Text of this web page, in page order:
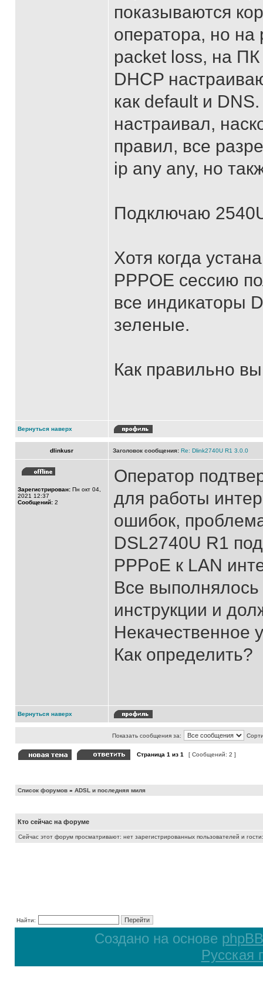
показываются
оператора, но
packet loss, на
DHCP
как default и
настраивал,
правил, все
ip any any, но
Подключаю
Хотя когда
PPPOE сессию
все индикаторы
зеленые.
Как правильно
Вернуться наверх
dlinkusr Заголовок сообщения: Re: Dlink2740U R1 3.0.0
Зарегистрирован: Пн окт 04,
2021 12:37
Сообщений: 2
Оператор
для работы
ошибок,
DSL2740U R1
PPPoE к LAN
Все выполнялось
инструкции и
Некачественное
Как определить?
Вернуться наверх
Показать сообщения за:
Страница 1 из 1 [ Сообщений: 2 ]
Список форумов » ADSL и последняя миля
Кто сейчас на форуме
Сейчас этот форум просматривают: нет зарегистрированных пользователей и
Найти:
Создано на основе phpBB
Русская